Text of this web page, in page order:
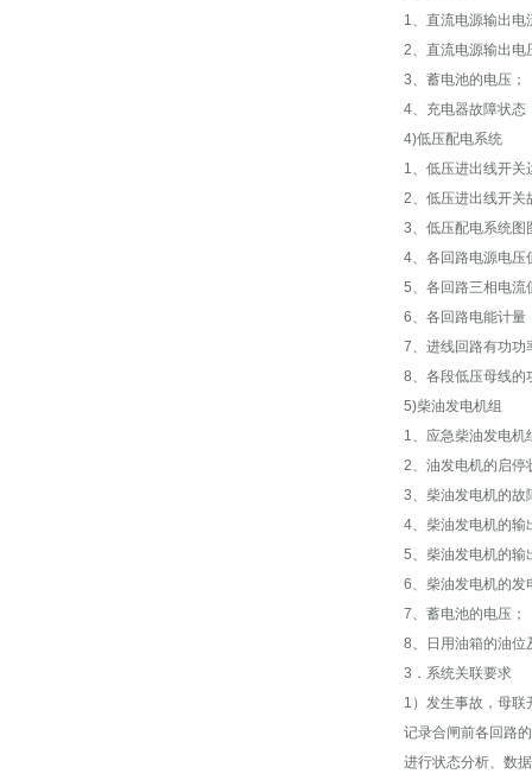
1、直流电源输出电
2、直流电源输出电
3、蓄电池的电压；
4、充电器故障状态
4)低压配电系统
1、低压进出线开关
2、低压进出线开关
3、低压配电系统图
4、各回路电源电压
5、各回路三相电流
6、各回路电能计量
7、进线回路有功功
8、各段低压母线的
5)柴油发电机组
1、应急柴油发电机
2、油发电机的启停
3、柴油发电机的故
4、柴油发电机的输
5、柴油发电机的输
6、柴油发电机的发
7、蓄电池的电压；
8、日用油箱的油位
3．系统关联要求
1）发生事故，母联
记录合闸前各回路
进行状态分析、数